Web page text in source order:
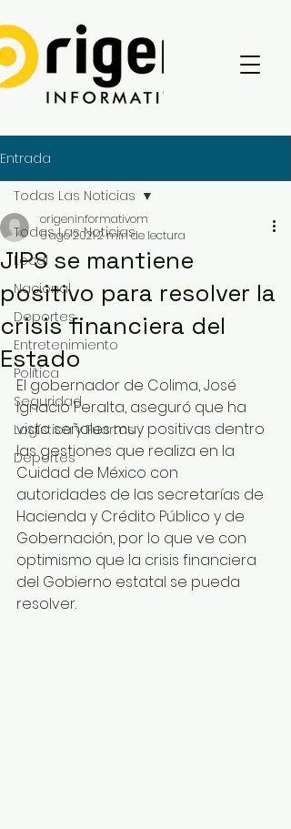
Entrada
Todas Las Noticias
Local
Nacional
Deportes
Entretenimiento
Política
Seguridad
Logística y Puertos
Deportes
Todas Las Noticias
JIPS se mantiene
positivo para resolver la
crisis financiera del
Estado
origeninformativom
5 ago 20212 min de lectura
El gobernador de Colima, José
Ignacio Peralta, aseguró que ha
visto señales muy positivas dentro
las gestiones que realiza en la
Cuidad de México con
autoridades de las secretarías de
Hacienda y Crédito Público y de
Gobernación, por lo que ve con
optimismo que la crisis financiera
del Gobierno estatal se pueda
resolver.